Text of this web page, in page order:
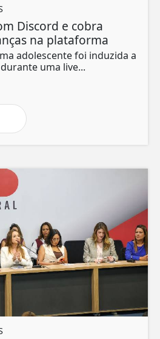
Discord e cobra
na plataforma
adolescente foi induzida a
uma live...